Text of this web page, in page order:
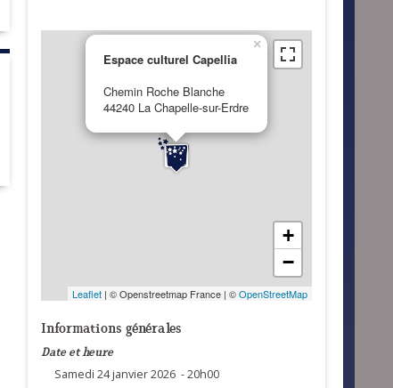
Espace culturel Capellia
Chemin Roche Blanche
44240 La Chapelle-sur-Erdre
×
+
−
Leaflet| © Openstreetmap France | ©OpenStreetMap
Informations générales
Date et heure
Samedi 24 janvier 2026 - 20h00